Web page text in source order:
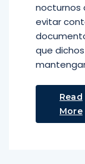
nocturnos
evitar
que
Read
More